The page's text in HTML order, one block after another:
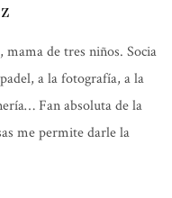
de tres niños. Socia
a la fotografía, a la
Fan absoluta de la
me permite darle la